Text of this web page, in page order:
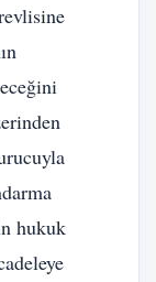
hukuk